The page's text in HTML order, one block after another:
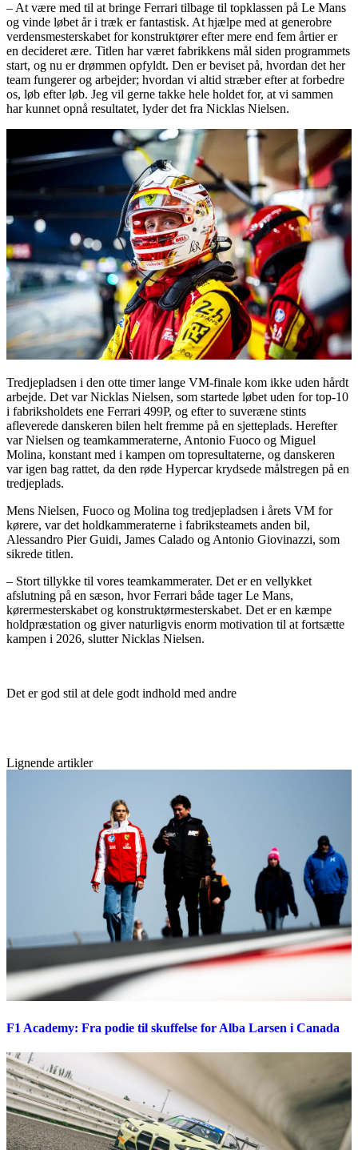
– At være med til at bringe Ferrari tilbage til topklassen på Le Mans
og vinde løbet år i træk er fantastisk. At hjælpe med at generobre
verdensmesterskabet for konstruktører efter mere end fem årtier er
en decideret ære. Titlen har været fabrikkens mål siden programmets
start, og nu er drømmen opfyldt. Den er beviset på, hvordan det her
team fungerer og arbejder; hvordan vi altid stræber efter at forbedre
os, løb efter løb. Jeg vil gerne takke hele holdet for, at vi sammen
har kunnet opnå resultatet, lyder det fra Nicklas Nielsen.
Tredjepladsen i den otte timer lange VM-finale kom ikke uden hårdt
arbejde. Det var Nicklas Nielsen, som startede løbet uden for top-10
i fabriksholdets ene Ferrari 499P, og efter to suveræne stints
afleverede danskeren bilen helt fremme på en sjetteplads. Herefter
var Nielsen og teamkammeraterne, Antonio Fuoco og Miguel
Molina, konstant med i kampen om topresultaterne, og danskeren
var igen bag rattet, da den røde Hypercar krydsede målstregen på en
tredjeplads.
Mens Nielsen, Fuoco og Molina tog tredjepladsen i årets VM for
kørere, var det holdkammeraterne i fabriksteamets anden bil,
Alessandro Pier Guidi, James Calado og Antonio Giovinazzi, som
sikrede titlen.
– Stort tillykke til vores teamkammerater. Det er en vellykket
afslutning på en sæson, hvor Ferrari både tager Le Mans,
kørermesterskabet og konstruktørmesterskabet. Det er en kæmpe
holdpræstation og giver naturligvis enorm motivation til at fortsætte
kampen i 2026, slutter Nicklas Nielsen.
Det er god stil at dele godt indhold med andre
Lignende artikler
F1 Academy: Fra podie til skuffelse for Alba Larsen i Canada